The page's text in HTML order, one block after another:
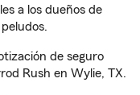
a los dueños de
de seguro
Rush en Wylie, TX.